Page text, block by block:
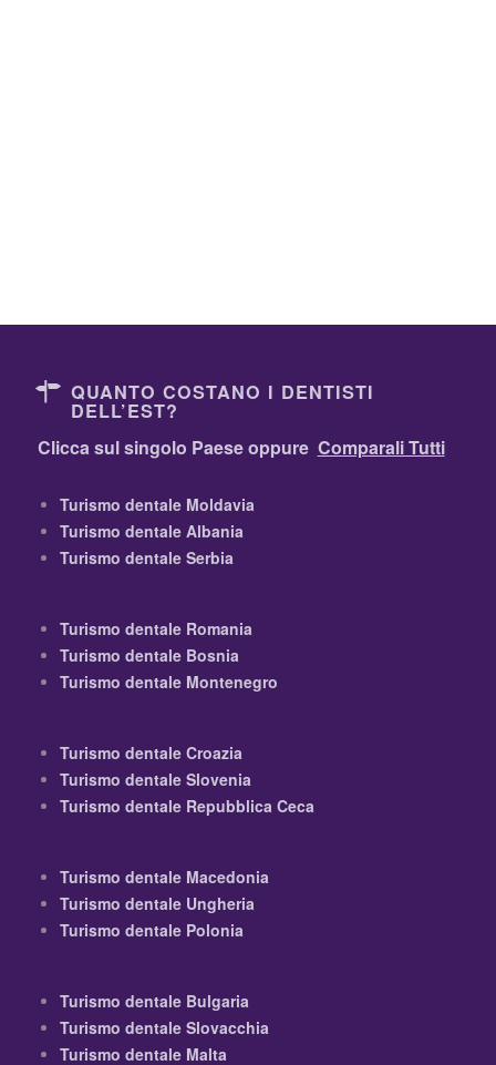
QUANTO COSTANO I DENTISTI
DELL’EST?
Clicca sul singolo Paese oppure Comparali Tutti
Turismo dentale Moldavia
Turismo dentale Albania
Turismo dentale Serbia
Turismo dentale Romania
Turismo dentale Bosnia
Turismo dentale Montenegro
Turismo dentale Croazia
Turismo dentale Slovenia
Turismo dentale Repubblica Ceca
Turismo dentale Macedonia
Turismo dentale Ungheria
Turismo dentale Polonia
Turismo dentale Bulgaria
Turismo dentale Slovacchia
Turismo dentale Malta